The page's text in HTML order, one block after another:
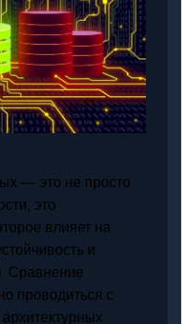
— это не просто
это
влияет на
и
Сравнение
проводиться с